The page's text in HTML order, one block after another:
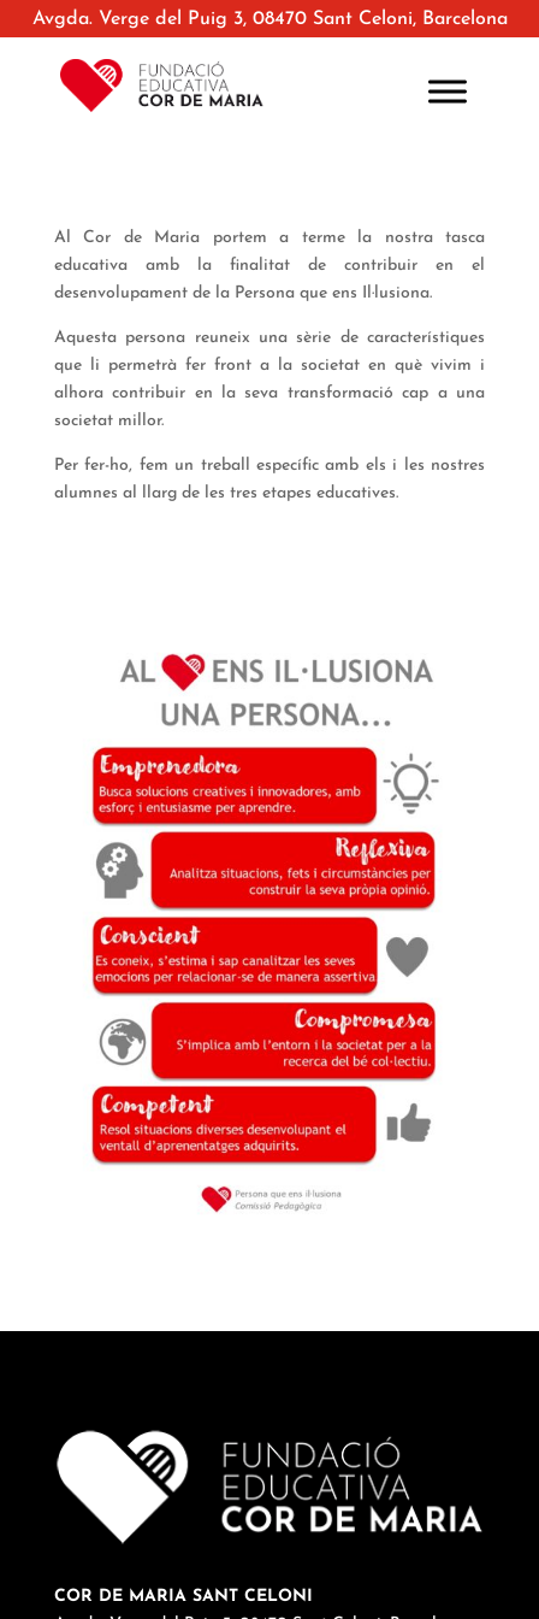
Avgda. Verge del Puig 3, 08470 Sant Celoni, Barcelona
Al Cor de Maria portem a terme la nostra tasca
educativa amb la finalitat de contribuir en el
desenvolupament de la Persona que ens Il·lusiona.
Aquesta persona reuneix una sèrie de característiques
que li permetrà fer front a la societat en què vivim i
alhora contribuir en la seva transformació cap a una
societat millor.
Per fer-ho, fem un treball específic amb els i les nostres
alumnes al llarg de les tres etapes educatives.
COR DE MARIA SANT CELONI